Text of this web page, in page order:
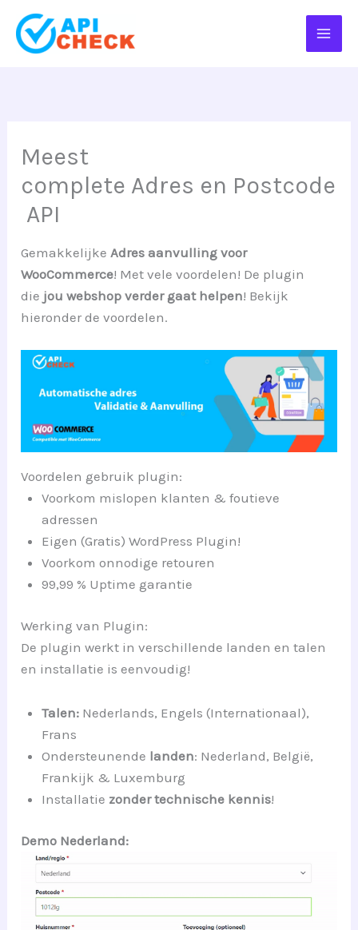
naar
Meest
complete Adres en Postcode
API
Gemakkelijke Adres aanvulling voor
WooCommerce! Met vele voordelen! De plugin
die jou webshop verder gaat helpen! Bekijk
hieronder de voordelen.
Voordelen gebruik plugin:
Voorkom mislopen klanten & foutieve
adressen
Eigen (Gratis) WordPress Plugin!
Voorkom onnodige retouren
99,99 % Uptime garantie
Werking van Plugin:
De plugin werkt in verschillende landen en talen
en installatie is eenvoudig!
Talen:Nederlands, Engels (Internationaal),
Frans
Ondersteunende landen: Nederland, België,
Frankijk & Luxemburg
Installatie zonder technische kennis!
Demo Nederland: